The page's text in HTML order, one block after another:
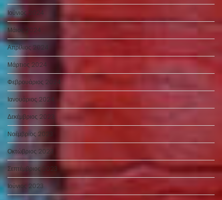
Ιούνιος 2024
Μάιος 2024
Απρίλιος 2024
Μάρτιος 2024
Φεβρουάριος 2024
Ιανουάριος 2024
Δεκέμβριος 2023
Νοέμβριος 2023
Οκτώβριος 2023
Σεπτέμβριος 2023
Ιούνιος 2023